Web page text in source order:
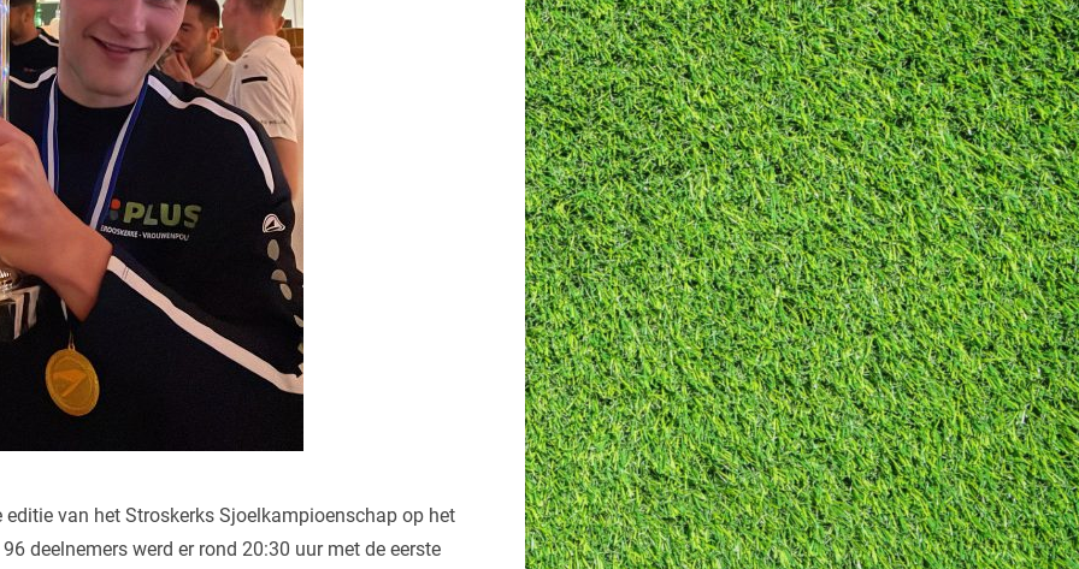
van het Stroskerks Sjoelkampioenschap op het
deelnemers werd er rond 20:30 uur met de eerste